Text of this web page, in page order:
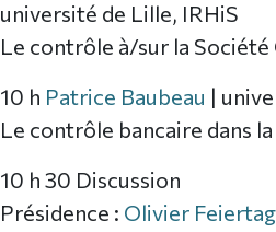
université de Lille, IRHiS
Le contrôle à/sur la
10 h Patrice Baubeau |
Le contrôle bancaire dans
10 h 30 Discussion
Présidence : Olivier Feiertag